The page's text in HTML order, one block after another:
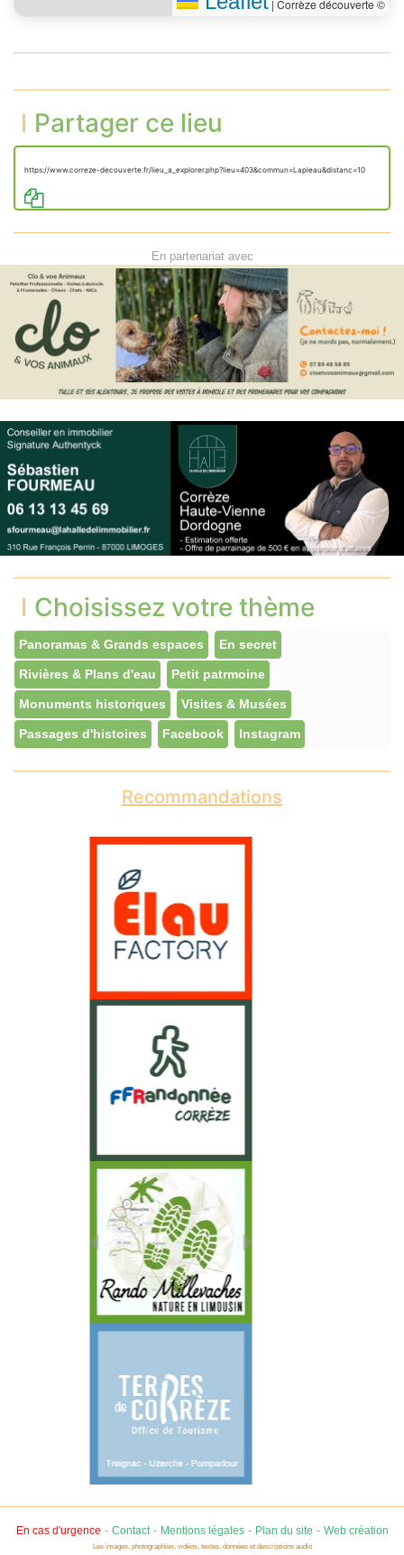
| Corrèze découverte ©
Partager ce lieu
https://www.correze-decouverte.fr/lieu_a_explorer.php?lieu=403&commun=Lapleau&distanc=10
En partenariat avec
Choisissez votre thème
Panoramas & Grands espaces En secret
Rivières & Plans d'eau Petit patrmoine
Monuments historiques Visites & Musées
Passages d'histoires Facebook Instagram
Recommandations
En cas d'urgence - Contact- Mentions légales- Plan du site - Web création
Les images, photographies, vidéos, textes, données et descriptions audio